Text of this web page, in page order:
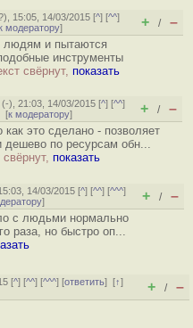
), 15:05, 14/03/2015 [^] [^^]
модератору] + / –
людям и пытаются
инструменты
свёрнут, показать
(-), 21:03, 14/03/2015 [^] [^^]
[к модератору] + / –
это сделано - позволяет
дешево по ресурсам обн...
показать
14/03/2015 [^] [^^] [^^^]
] + / –
с людьми нормально
раза, но быстро оп...
[^] [^^] [^^^] [ответить][↑]
+ / –